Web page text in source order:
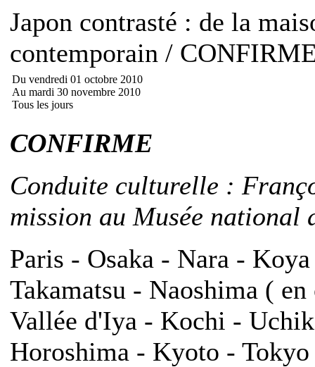
Japon contrasté : de la
contemporain /
Du vendredi 01 octobre 2010
Au mardi 30 novembre 2010
Tous les jours
CONFIRME
Conduite culturelle :
mission au Musée national
Paris - Osaka - Nara -
Takamatsu - Naoshima (
Vallée d'Iya - Kochi -
Horoshima - Kyoto -